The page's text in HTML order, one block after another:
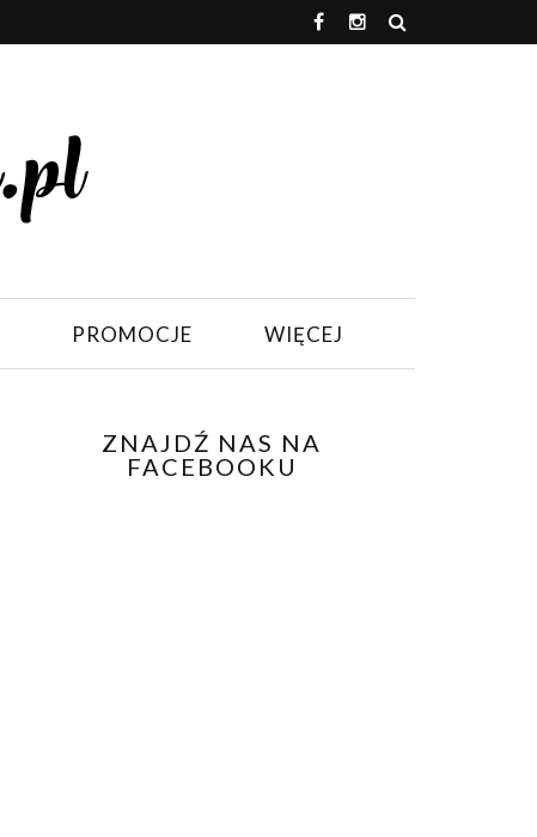
PROMOCJE WIĘCEJ
ZNAJDŹ NAS NA
FACEBOOKU